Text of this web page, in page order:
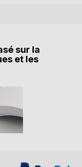
sur la
et les